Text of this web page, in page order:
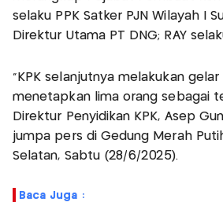
selaku PPK Satker PJN Wilayah I
Direktur Utama PT DNG; RAY
"KPK selanjutnya melakukan
menetapkan lima orang sebagai
Direktur Penyidikan KPK, Asep
jumpa pers di Gedung Merah
Selatan, Sabtu (28/6/2025).
Baca Juga :